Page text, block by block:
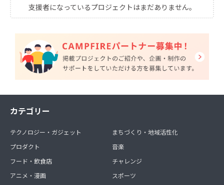
支援者になっているプロジェクトはまだありません。
カテゴリー
テクノロジー・ガジェット
プロダクト
フード・飲食店
アニメ・漫画
まちづくり・地域活性化
音楽
チャレンジ
スポーツ